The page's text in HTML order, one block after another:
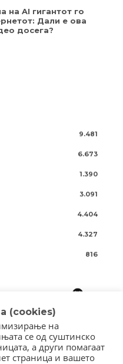
на AI гигантот го
Дали е ова
досега?
9.481
6.673
1.390
3.091
4.404
4.327
816
(cookies)
на
се од суштинско
а други помагаат
страница и вашето